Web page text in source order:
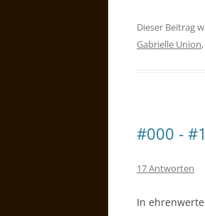
Dieser Beitrag
Gabrielle Union,
#000 -
17 Antworten
In